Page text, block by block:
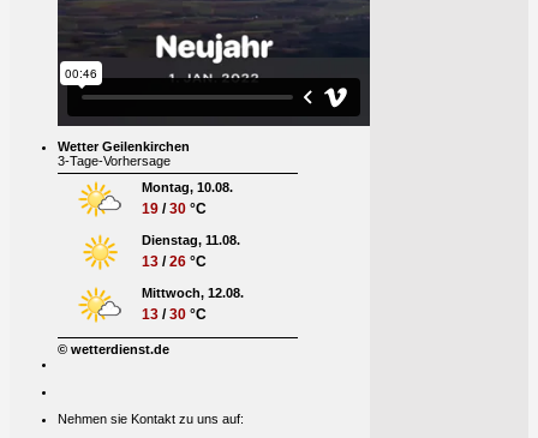
Wetter Geilenkirchen
3-Tage-Vorhersage
Montag, 10.08.
19 /30 °C
Dienstag, 11.08.
13 /26 °C
Mittwoch, 12.08.
13 /30 °C
© wetterdienst.de
Nehmen sie Kontakt zu uns auf: